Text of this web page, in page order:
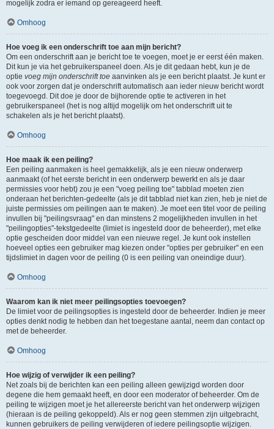
mogelijk zodra er iemand op gereageerd heeft.
Omhoog
Hoe voeg ik een onderschrift toe aan mijn bericht?
Om een onderschrift aan je bericht toe te voegen, moet je er eerst één maken.
Dit kun je via het gebruikerspaneel doen. Als je dit gedaan hebt, kun je de
optie voeg mijn onderschrift toe aanvinken als je een bericht plaatst. Je kunt er
ook voor zorgen dat je onderschrift automatisch aan ieder nieuw bericht wordt
toegevoegd. Dit doe je door de bijhorende optie te activeren in het
gebruikerspaneel (het is nog altijd mogelijk om het onderschrift uit te
schakelen als je het bericht plaatst).
Omhoog
Hoe maak ik een peiling?
Een peiling aanmaken is heel gemakkelijk, als je een nieuw onderwerp
aanmaakt (of het eerste bericht in een onderwerp bewerkt en als je daar
permissies voor hebt) zou je een "voeg peiling toe" tabblad moeten zien
onderaan het berichten-gedeelte (als je dit tabblad niet kan zien, heb je niet de
juiste permissies om peilingen aan te maken). Je moet een titel voor de peiling
invullen bij "peilingsvraag" en dan minstens 2 mogelijkheden invullen in het
"peilingopties"-tekstgedeelte (limiet is ingesteld door de beheerder), met elke
optie gescheiden door middel van een nieuwe regel. Je kunt ook instellen
hoeveel opties een gebruiker mag kiezen onder "opties per gebruiker" en een
tijdslimiet in dagen voor de peiling (0 is een peiling van oneindige duur).
Omhoog
Waarom kan ik niet meer peilingsopties toevoegen?
De limiet voor de peilingsopties is ingesteld door de beheerder. Indien je meer
opties denkt nodig te hebben dan het toegestane aantal, neem dan contact op
met de beheerder.
Omhoog
Hoe wijzig of verwijder ik een peiling?
Net zoals bij de berichten kan een peiling alleen gewijzigd worden door
degene die hem gemaakt heeft, en door een moderator of beheerder. Om de
peiling te wijzigen moet je het allereerste bericht van het onderwerp wijzigen
(hieraan is de peiling gekoppeld). Als er nog geen stemmen zijn uitgebracht,
kunnen gebruikers de peiling verwijderen of iedere peilingsoptie wijzigen.